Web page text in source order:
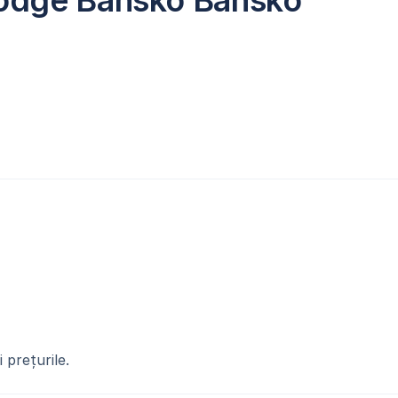
prețurile.